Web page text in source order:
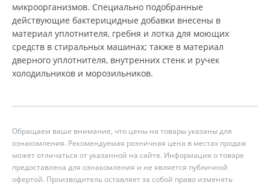
микроорганизмов. Специально подобранные
действующие бактерицидные добавки внесены в
материал уплотнителя, гребня и лотка для моющих
средств в стиральных машинах; также в материал
дверного уплотнителя, внутренних стенк и ручек
холодильников и морозильников.
Обращаем ваше внимание, что цены на товары указаны для
ознакомления. Рекомендуемая розничная цена в местах продаж
может отличаться от указанной на сайте. Информация о товаре
предоставлена для ознакомления и не является публичной
офертой. Производитель оставляет за собой право изменять